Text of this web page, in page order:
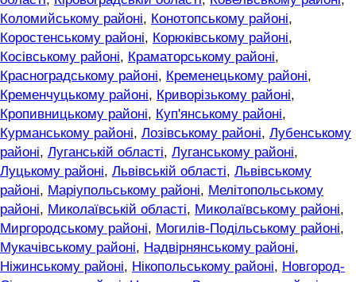
Коломийському районі, Конотопському районі,
Коростенському районі, Корюківському районі,
Косівському районі, Краматорському районі,
Красноградському районі, Кременецькому районі,
Кременчуцькому районі, Криворізькому районі,
Кропивницькому районі, Куп'янському районі,
Курманському районі, Лозівському районі, Лубенському
районі, Луганській області, Луганському районі,
Луцькому районі, Львівській області, Львівському
районі, Маріупольському районі, Мелітопольському
районі, Миколаївській області, Миколаївському районі,
Миргородському районі, Могилів-Подільському районі,
Мукачівському районі, Надвірнянському районі,
Ніжинському районі, Нікопольському районі, Новгород-